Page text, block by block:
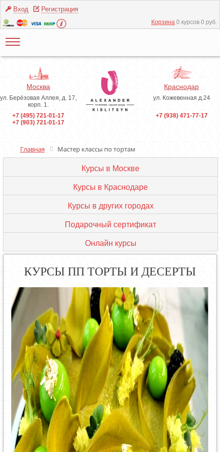
Вход Регистрация
Корзина 0 курсов 0 руб.
Москва
ул. Берёзовая Аллея, д. 17,
корп. 1.
+7 (495) 721-01-17
+7 (903) 721-01-17
Краснодар
ул. Кожевенная д.24
+7 (938) 471-77-17
Главная Мастер классы по тортам
Курсы в Москве
Курсы в Краснодаре
Курсы в других городах
Подарочный сертификат
Онлайн курсы
КУРСЫ ПП ТОРТЫ И ДЕСЕРТЫ